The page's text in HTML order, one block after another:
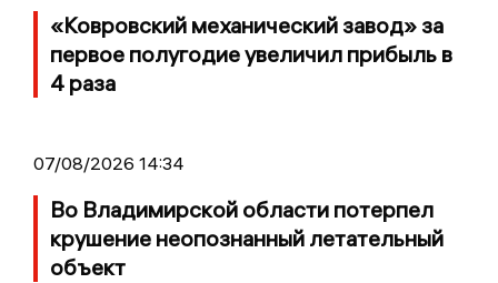
«Ковровский механический завод» за
первое полугодие увеличил прибыль в
4 раза
07/08/2026 14:34
Во Владимирской области потерпел
крушение неопознанный летательный
объект